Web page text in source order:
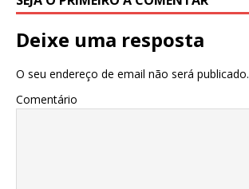
Deixe uma resposta
O seu endereço de email não será publicado.
Comentário